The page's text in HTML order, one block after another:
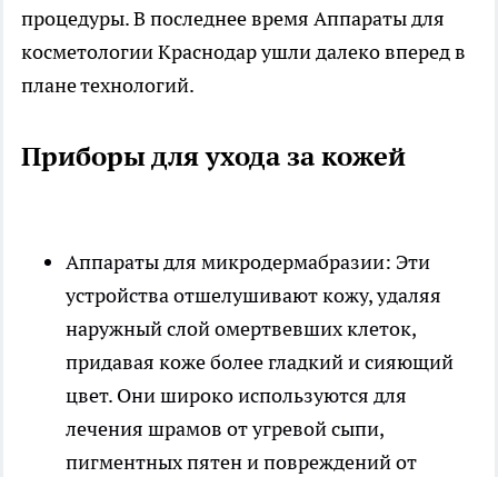
процедуры. В последнее время Аппараты для
косметологии Краснодар ушли далеко вперед в
плане технологий.
Приборы для ухода за кожей
Аппараты для микродермабразии: Эти
устройства отшелушивают кожу, удаляя
наружный слой омертвевших клеток,
придавая коже более гладкий и сияющий
цвет. Они широко используются для
лечения шрамов от угревой сыпи,
пигментных пятен и повреждений от